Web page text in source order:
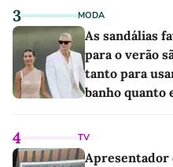
3 MODA
As sandálias
para o verão
tanto para
banho quanto
4 TV
Apresentador